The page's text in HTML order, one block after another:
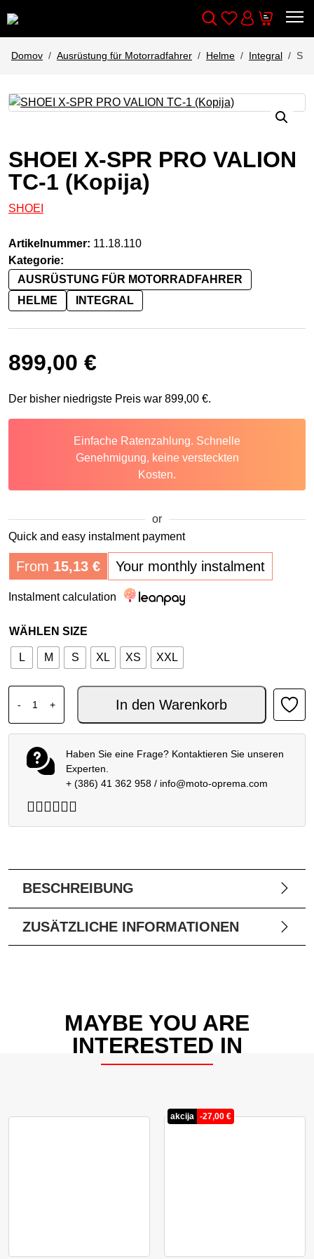
Wishlist
Cart
Domov Ausrüstung für Motorradfahrer Helme Integral
SHOEI X-SPR PRO VALION
TC-1 (Kopija)
SHOEI
Artikelnummer: 11.18.110
Kategorie:
AUSRÜSTUNG FÜR MOTORRADFAHRER
HELME
INTEGRAL
899,00 €
Der bisher niedrigste Preis war 899,00 €.
Einfache Ratenzahlung. Schnelle
Genehmigung, keine versteckten
Kosten.
or
Quick and easy instalment payment
From 15,13 € Your monthly instalment
Instalment calculation
WÄHLEN SIZE
L M S XL XS XXL
-
SHOEI X-SPR PRO VALION TC-1 (Kopija) Menge
+ In den Warenkorb
Haben Sie eine Frage? Kontaktieren Sie unseren
Experten.
+ (386) 41 362 958/ info@moto-oprema.com
BESCHREIBUNG
ZUSÄTZLICHE INFORMATIONEN
MAYBE YOU ARE
INTERESTED IN
akcija -27,00 €